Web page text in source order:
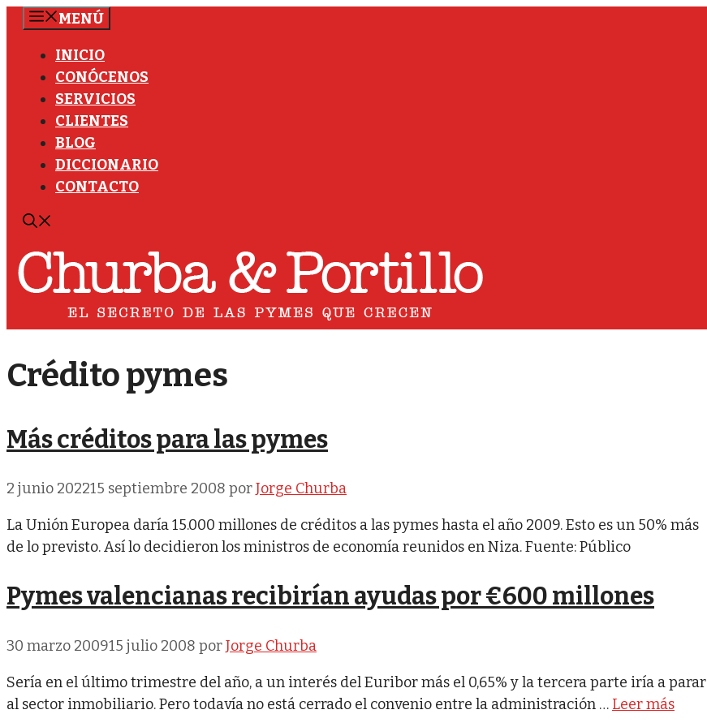
Saltar
contenido
MENÚ
INICIO
CONÓCENOS
SERVICIOS
CLIENTES
BLOG
DICCIONARIO
CONTACTO
Crédito pymes
Más créditos para las pymes
2 junio 202215 septiembre 2008 porJorge Churba
La Unión Europea daría 15.000 millones de créditos a las pymes hasta el año 2009. Esto es un 50% más
de lo previsto. Así lo decidieron los ministros de economía reunidos en Niza. Fuente: Público
Pymes valencianas recibirían ayudas por €600 millones
30 marzo 200915 julio 2008 porJorge Churba
Sería en el último trimestre del año, a un interés del Euribor más el 0,65% y la tercera parte iría a parar
al sector inmobiliario. Pero todavía no está cerrado el convenio entre la administración … Leer más